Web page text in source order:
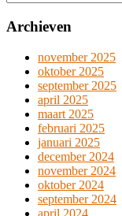
Archieven
november 2025
oktober 2025
september 2025
april 2025
maart 2025
februari 2025
januari 2025
december 2024
november 2024
oktober 2024
september 2024
april 2024